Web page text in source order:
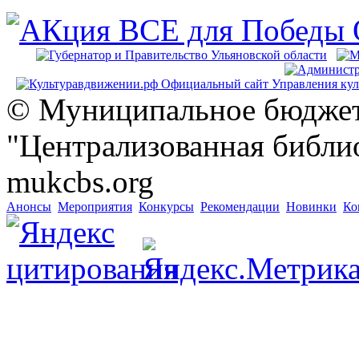
© Муниципальное
"Централизованная
mukcbs.org
Анонсы Мероприятия Конкурсы Рекомендации Новинки